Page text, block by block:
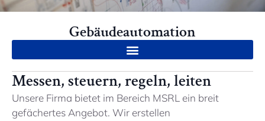
Gebäudeautomation
Messen, steuern, regeln, leiten
Unsere Firma bietet im Bereich MSRL ein breit
gefächertes Angebot. Wir erstellen